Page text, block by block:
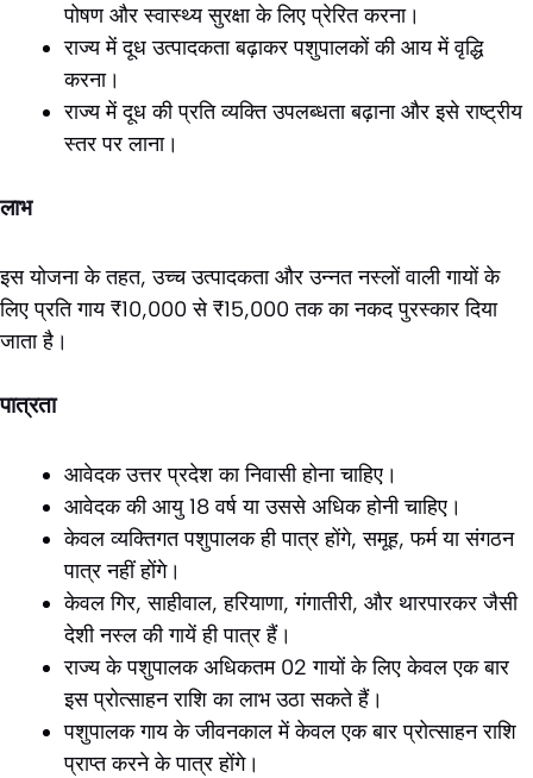
पोषण और स्वास्थ्य सुरक्षा के लिए प्रेरित करना।
राज्य में दूध उत्पादकता बढ़ाकर पशुपालकों की आय में वृद्धि
करना।
राज्य में दूध की प्रति व्यक्ति उपलब्धता बढ़ाना और इसे राष्ट्रीय
स्तर पर लाना।
लाभ
इस योजना के तहत, उच्च उत्पादकता और उन्नत नस्लों वाली गायों के
लिए प्रति गाय ₹10,000 से ₹15,000 तक का नकद पुरस्कार दिया
जाता है।
पात्रता
आवेदक उत्तर प्रदेश का निवासी होना चाहिए।
आवेदक की आयु 18 वर्ष या उससे अधिक होनी चाहिए।
केवल व्यक्तिगत पशुपालक ही पात्र होंगे, समूह, फर्म या संगठन
पात्र नहीं होंगे।
केवल गिर, साहीवाल, हरियाणा, गंगातीरी, और थारपारकर जैसी
देशी नस्ल की गायें ही पात्र हैं।
राज्य के पशुपालक अधिकतम 02 गायों के लिए केवल एक बार
इस प्रोत्साहन राशि का लाभ उठा सकते हैं।
पशुपालक गाय के जीवनकाल में केवल एक बार प्रोत्साहन राशि
प्राप्त करने के पात्र होंगे।